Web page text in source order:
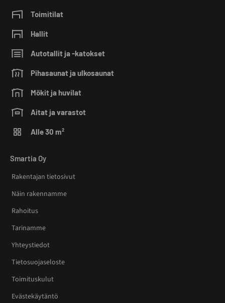
Toimitilat
Hallit
Autotallit ja -katokset
Pihasaunat ja ulkosaunat
Mökit ja huvilat
Aitat ja varastot
Alle 30 m²
Smartia Oy
Rakentajan tietosivut
Näin rakennamme
Rahoitus
Tarinamme
Yhteystiedot
Tietosuojaseloste
Toimituskulut
Evästekäytäntö